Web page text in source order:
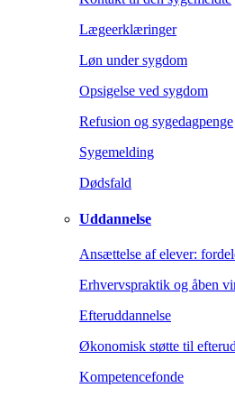
Lægeerklæringer
Løn under sygdom
Opsigelse ved sygdom
Refusion og sygedagpenge
Sygemelding
Dødsfald
Uddannelse
Ansættelse af elever:
Erhvervspraktik og åben
Efteruddannelse
Økonomisk støtte til
Kompetencefonde